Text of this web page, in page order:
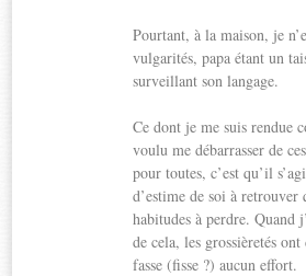
Pourtant, à la maison, je
vulgarités, papa étant un
surveillant son langage.
Ce dont je me suis rendue
voulu me débarrasser de
pour toutes, c’est qu’il
d’estime de soi à retrouver
habitudes à perdre. Quand
de cela, les grossièretés
fasse (fisse ?) aucun effort.